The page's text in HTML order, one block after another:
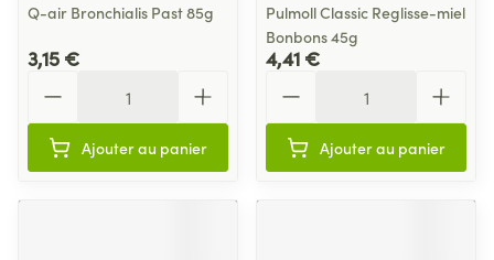
Q-air Bronchialis Past 85g
3,15 €
Ajouter au panier
Pulmoll Classic Reglisse-miel
Bonbons 45g
4,41 €
Ajouter au panier